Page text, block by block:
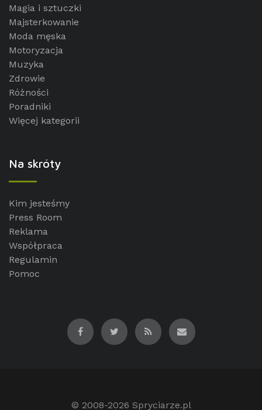
Magia i sztuczki
Majsterkowanie
Moda męska
Motoryzacja
Muzyka
Zdrowie
Różności
Poradniki
Więcej kategorii
Na skróty
Kim jesteśmy
Press Room
Reklama
Współpraca
Regulamin
Pomoc
© 2008-2026 Spryciarze.pl